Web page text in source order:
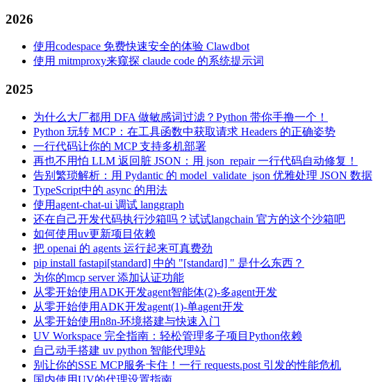
2026
使用codespace 免费快速安全的体验 Clawdbot
使用 mitmproxy来窥探 claude code 的系统提示词
2025
为什么大厂都用 DFA 做敏感词过滤？Python 带你手撸一个！
Python 玩转 MCP：在工具函数中获取请求 Headers 的正确姿势
一行代码让你的 MCP 支持多机部署
再也不用怕 LLM 返回脏 JSON：用 json_repair 一行代码自动修复！
告别繁琐解析：用 Pydantic 的 model_validate_json 优雅处理 JSON 数据
TypeScript中的 async 的用法
使用agent-chat-ui 调试 langgraph
还在自己开发代码执行沙箱吗？试试langchain 官方的这个沙箱吧
如何使用uv更新项目依赖
把 openai 的 agents 运行起来可真费劲
pip install fastapi[standard] 中的 "[standard] " 是什么东西？
为你的mcp server 添加认证功能
从零开始使用ADK开发agent智能体(2)-多agent开发
从零开始使用ADK开发agent(1)-单agent开发
从零开始使用n8n-环境搭建与快速入门
UV Workspace 完全指南：轻松管理多子项目Python依赖
自己动手搭建 uv python 智能代理站
别让你的SSE MCP服务卡住！一行 requests.post 引发的性能危机
国内使用UV的代理设置指南